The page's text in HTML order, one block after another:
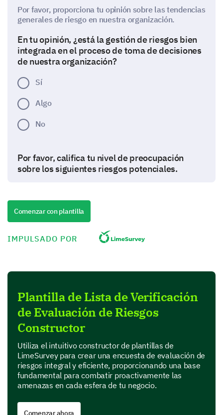
Por favor, proporciona tu opinión sobre las tendencias
generales de riesgo en nuestra organización.
En tu opinión, ¿está la gestión de riesgos bien
integrada en el proceso de toma de decisiones
de nuestra organización?
Sí
Algo
No
Por favor, califica tu nivel de preocupación
sobre los siguientes riesgos potenciales.
preocupado)
Riesgos financieros
Riesgos estratégicos
Identificación y Evaluación de Riesgos
Ayúdanos a identificar y evaluar riesgos potenciales
Comenzar con plantilla
IMPULSADO POR
Plantilla de Lista de Verificación
de Evaluación de Riesgos
Constructor
Utiliza el intuitivo constructor de plantillas de
LimeSurvey para crear una encuesta de evaluación de
riesgos integral y eficiente, proporcionando una base
fundamental para combatir proactivamente las
amenazas en cada esfera de tu negocio.
Comenzar ahora